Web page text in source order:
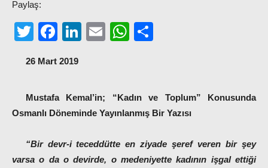
Paylaş:
TwitterFacebook
LinkedIn
EmailWhatsApp
26 Mart 2019
Mustafa Kemal’in; “Kadın ve Toplum” Konusunda
Osmanlı Döneminde Yayınlanmış Bir Yazısı
“Bir devr-i teceddütte en ziyade şeref veren bir şey
varsa o da o devirde, o medeniyette kadının işgal ettiği